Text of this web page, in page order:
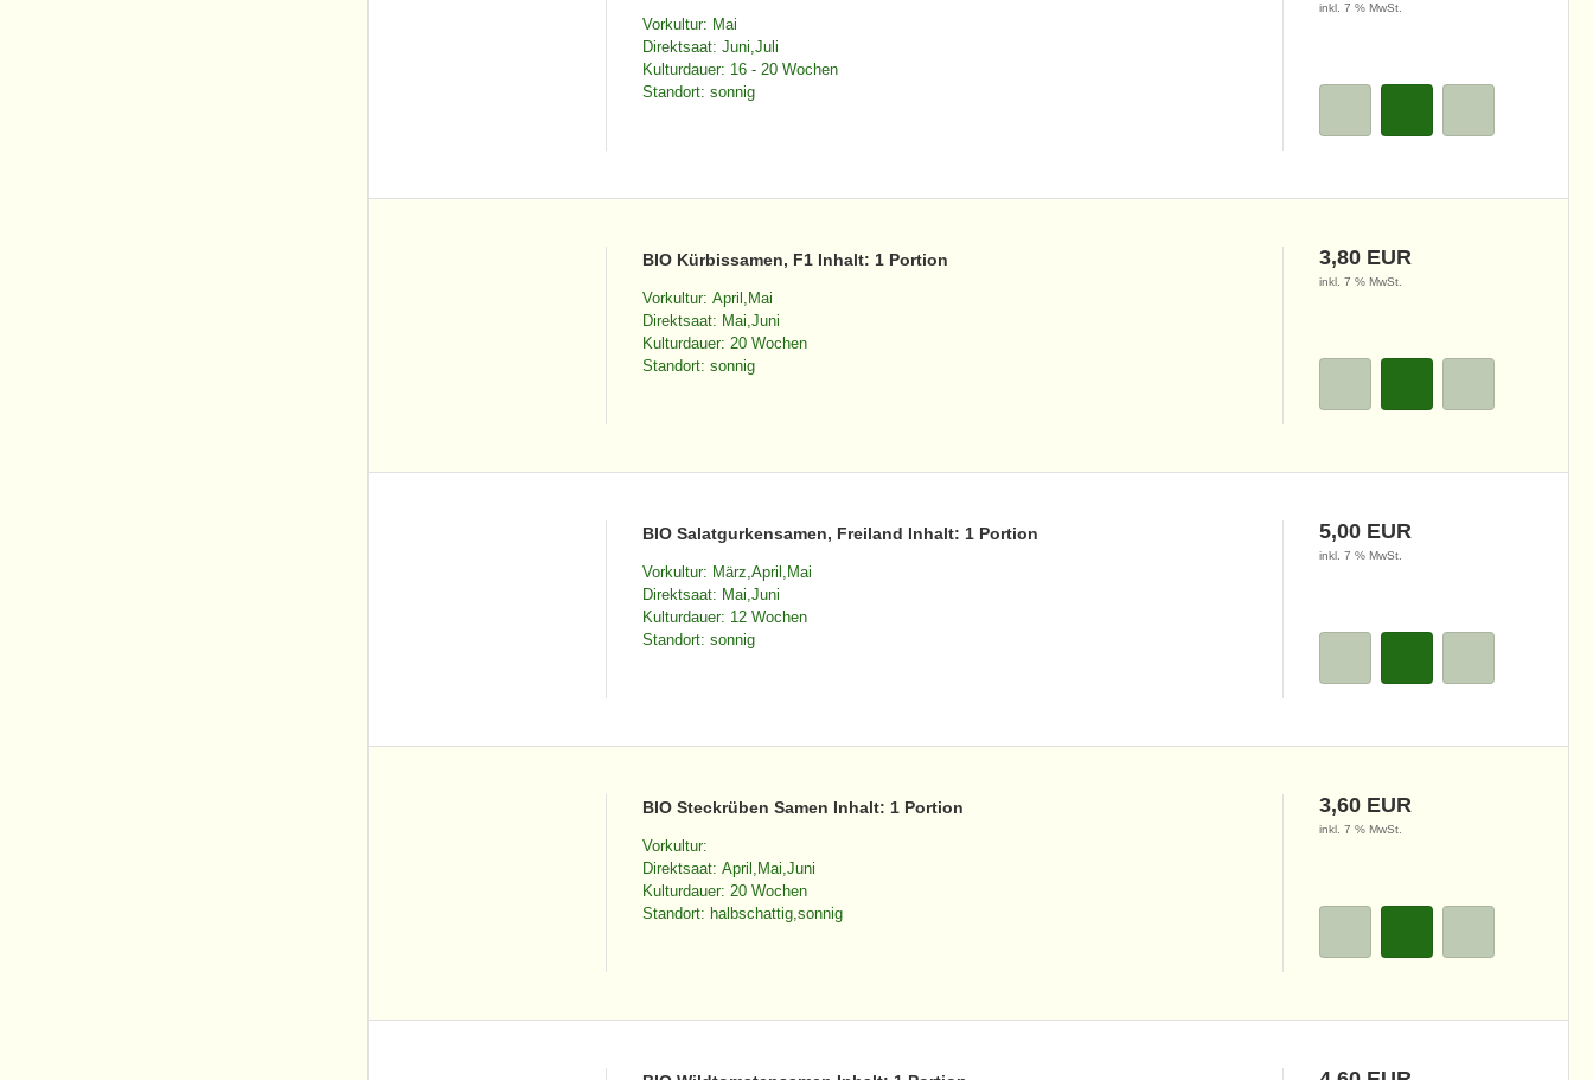
Vorkultur: Mai
Direktsaat: Juni,Juli
Kulturdauer: 16 - 20 Wochen
Standort: sonnig
inkl. 7 % MwSt.
BIO Kürbissamen, F1 Inhalt: 1 Portion
Vorkultur: April,Mai
Direktsaat: Mai,Juni
Kulturdauer: 20 Wochen
Standort: sonnig
3,80 EUR
inkl. 7 % MwSt.
BIO Salatgurkensamen, Freiland Inhalt: 1 Portion
Vorkultur: März,April,Mai
Direktsaat: Mai,Juni
Kulturdauer: 12 Wochen
Standort: sonnig
5,00 EUR
inkl. 7 % MwSt.
BIO Steckrüben Samen Inhalt: 1 Portion
Vorkultur:
Direktsaat: April,Mai,Juni
Kulturdauer: 20 Wochen
Standort: halbschattig,sonnig
3,60 EUR
inkl. 7 % MwSt.